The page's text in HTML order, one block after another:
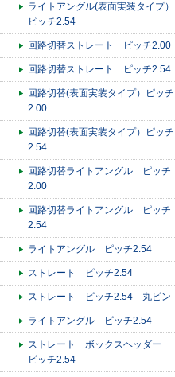
ライトアングル(表面実装タイプ）
ピッチ2.54
回路切替ストレート ピッチ2.00
回路切替ストレート ピッチ2.54
回路切替(表面実装タイプ）ピッチ
2.00
回路切替(表面実装タイプ）ピッチ
2.54
回路切替ライトアングル ピッチ
2.00
回路切替ライトアングル ピッチ
2.54
ライトアングル ピッチ2.54
ストレート ピッチ2.54
ストレート ピッチ2.54 丸ピン
ライトアングル ピッチ2.54
ストレート ボックスヘッダー
ピッチ2.54